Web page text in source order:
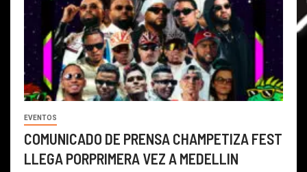
EVENTOS
COMUNICADO DE PRENSA CHAMPETIZA FEST
LLEGA PORPRIMERA VEZ A MEDELLIN